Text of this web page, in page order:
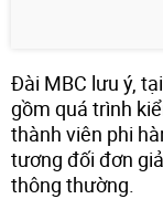
Đài MBC lưu ý,
gồm quá trình
thành viên phi
tương đối đơn
thông thường.